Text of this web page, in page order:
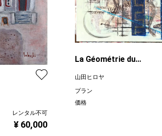
レンタル不可
¥ 60,000
La Géométrie du
山田ヒロヤ
プラン
価格